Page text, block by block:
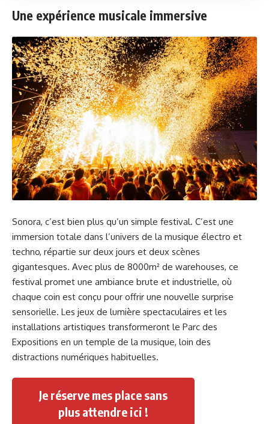
Une expérience musicale immersive
Sonora, c’est bien plus qu’un simple festival. C’est une
immersion totale dans l’univers de la musique électro et
techno, répartie sur deux jours et deux scènes
gigantesques. Avec plus de 8000m² de warehouses, ce
festival promet une ambiance brute et industrielle, où
chaque coin est conçu pour offrir une nouvelle surprise
sensorielle. Les jeux de lumière spectaculaires et les
installations artistiques transformeront le Parc des
Expositions en un temple de la musique, loin des
distractions numériques habituelles.
Je réserve mes place sans
plus attendre ici !